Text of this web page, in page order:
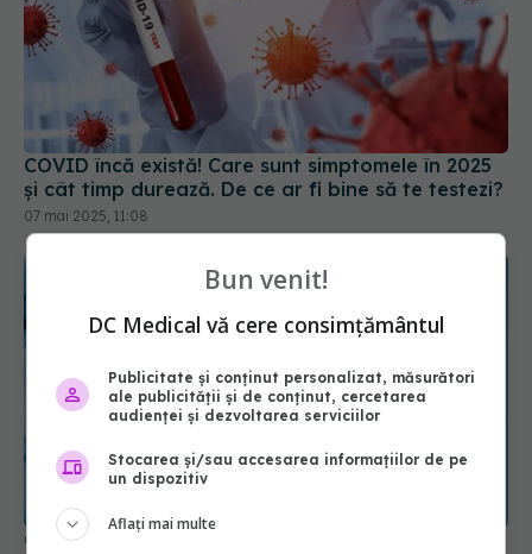
COVID încă există! Care sunt simptomele în 2025
și cât timp durează. De ce ar fi bine să te testezi?
07 mai 2025, 11:08
Ce trebuie să știi dacă ai avut COVID
Bun venit!
DC Medical vă cere consimțământul
Publicitate și conținut personalizat, măsurători
ale publicității și de conținut, cercetarea
audienței și dezvoltarea serviciilor
Stocarea și/sau accesarea informațiilor de pe
un dispozitiv
Aflați mai multe